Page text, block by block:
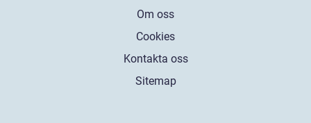
Om oss
Cookies
Kontakta oss
Sitemap